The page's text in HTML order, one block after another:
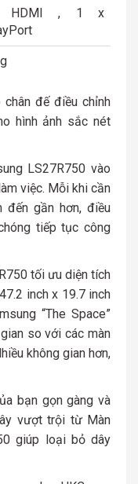
, 1 x
chân đế điều chỉnh
hình ảnh sắc nét
LS27R750 vào
việc. Mỗi khi cần
đến gần hơn, điều
tiếp tục công
tối ưu diện tích
inch x 19.7 inch
“The Space”
so với các màn
không gian hơn,
bạn gọn gàng và
vượt trội từ Màn
giúp loại bỏ dây